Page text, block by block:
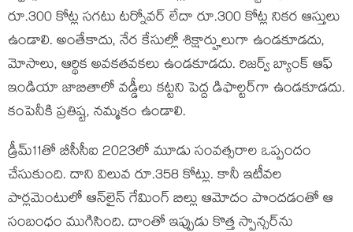
రూ.300 కోట్ల సగటు టర్నోవర్ లేదా రూ.300 కోట్ల నికర ఆస్తులు
ఉండాలి. అంతేకాదు, నేర కేసుల్లో శిక్షార్హులుగా ఉండకూడదు,
మోసాలు, ఆర్థిక అవకతవకలు ఉండకూడదు. రిజర్వ్ బ్యాంక్ ఆఫ్
ఇండియా జాబితాలో వడ్డీలు కట్టని పెద్ద డిఫాల్టర్‌గా ఉండకూడదు.
కంపెనీకి ప్రతిష్ట, నమ్మకం ఉండాలి.
డ్రీమ్‌11తో బీసీసీఐ 2023లో మూడు సంవత్సరాల ఒప్పందం
చేసుకుంది. దాని విలువ రూ.358 కోట్లు. కానీ ఇటీవల
పార్లమెంటులో ఆన్‌లైన్ గేమింగ్ బిల్లు ఆమోదం పొందడంతో ఆ
సంబంధం ముగిసింది. దాంతో ఇప్పుడు కొత్త స్పాన్సర్‌ను